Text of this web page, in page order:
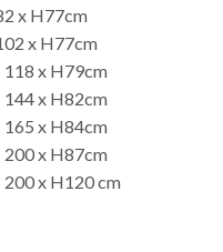
x H77cm
x H77cm
118 x H79cm
144 x H82cm
165 x H84cm
200 x H87cm
x H120 cm